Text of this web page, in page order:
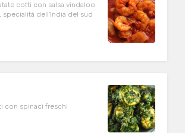
cotti con salsa vindaloo
dell'India del sud
con spinaci freschi